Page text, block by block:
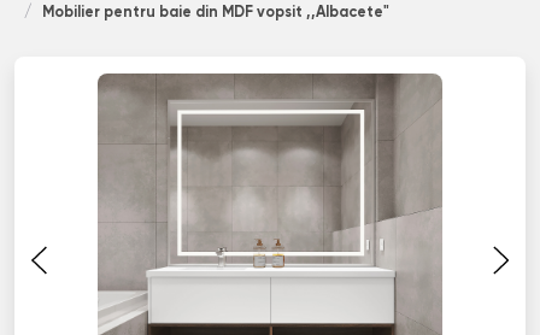
Mobilier pentru baie din MDF vopsit ,,Albacete"